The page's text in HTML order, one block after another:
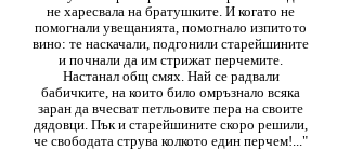
не харесвала на братушките. И когато не
помогнали увещанията, помогнало изпитото
вино: те наскачали, подгонили старейшините
и почнали да им стрижат перчемите.
Настанал общ смях. Най се радвали
бабичките, на които било омръзнало всяка
заран да вчесват петльовите пера на своите
дядовци. Пък и старейшините скоро решили,
че свободата струва колкото един перчем!..."